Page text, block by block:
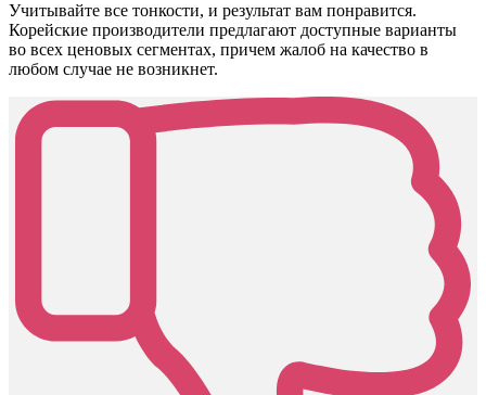
Учитывайте все тонкости, и результат вам понравится.
Корейские производители предлагают доступные варианты
во всех ценовых сегментах, причем жалоб на качество в
любом случае не возникнет.